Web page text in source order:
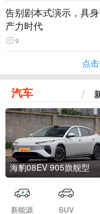
告别剧本式演示，具
产力时代
9
点
汽车
海豹08EV 905旗舰型
新能源 SUV